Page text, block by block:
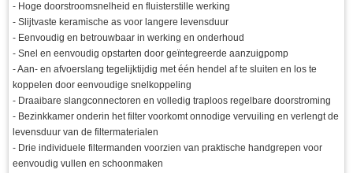
- Hoge doorstroomsnelheid en fluisterstille werking
- Slijtvaste keramische as voor langere levensduur
- Eenvoudig en betrouwbaar in werking en onderhoud
- Snel en eenvoudig opstarten door geïntegreerde aanzuigpomp
- Aan- en afvoerslang tegelijktijdig met één hendel af te sluiten en los te
koppelen door eenvoudige snelkoppeling
- Draaibare slangconnectoren en volledig traploos regelbare doorstroming
- Bezinkkamer onderin het filter voorkomt onnodige vervuiling en verlengt de
levensduur van de filtermaterialen
- Drie individuele filtermanden voorzien van praktische handgrepen voor
eenvoudig vullen en schoonmaken